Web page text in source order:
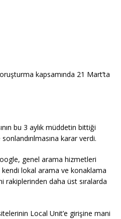
kapsamında 21 Mart’ta
bu 3 aylık müddetin bittiği
karar verdi.
genel arama hizmetleri
lokal arama ve konaklama
rakiplerinden daha üst sıralarda
Local Unit’e girişine mani